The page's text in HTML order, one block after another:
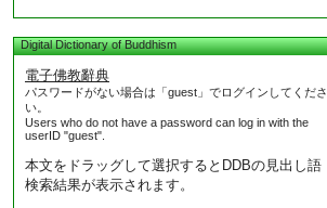
Digital Dictionary of Buddhism
電子佛教辭典
パスワードがない場合は「guest」でログインしてくださ
い。
Users who do not have a password can log in with the
userID "guest".
本文をドラッグして選択するとDDBの見出し語
検索結果が表示されます。